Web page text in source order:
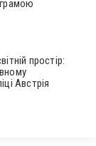
простір:
Австрія